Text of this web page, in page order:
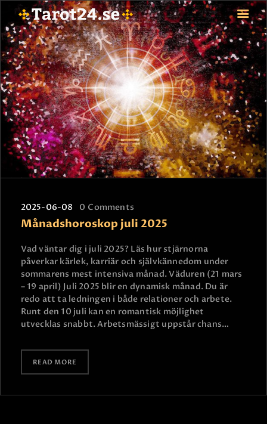
HEM
ASTROLOGI
STJÄRNTECKEN
TAROT
SPÅDAM-SIERSKA
BLOGG
BETALNING
FAQ
2025-06-08 0 Comments
Månadshoroskop juli 2025
Vad väntar dig i juli 2025? Läs hur stjärnorna
påverkar kärlek, karriär och självkännedom under
sommarens mest intensiva månad. Väduren (21 mars
– 19 april) Juli 2025 blir en dynamisk månad. Du är
redo att ta ledningen i både relationer och arbete.
Runt den 10 juli kan en romantisk möjlighet
utvecklas snabbt. Arbetsmässigt uppstår chans…
READ MORE